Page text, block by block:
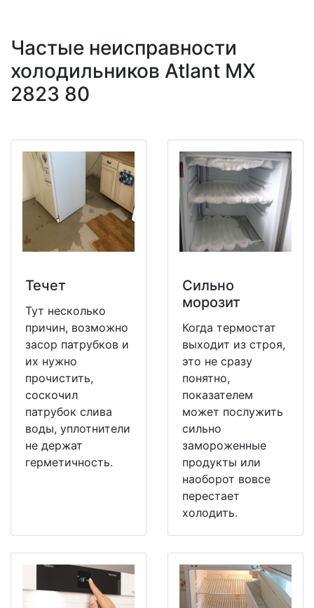
Частые неисправности
холодильников Atlant MX
2823 80
Течет
Тут несколько
причин, возможно
засор патрубков и
их нужно
прочистить,
соскочил
патрубок слива
воды, уплотнители
не держат
герметичность.
Сильно
морозит
Когда термостат
выходит из строя,
это не сразу
понятно,
показателем
может послужить
сильно
замороженные
продукты или
наоборот вовсе
перестает
холодить.